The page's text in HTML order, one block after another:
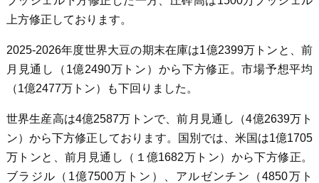
上方修正しております。
2025-2026年度世界大豆の期末在庫は1億2399万トンと、前
月見通し（1億2490万トン）から下方修正。市場予想平均
（1億2477万トン）も下回りました。
世界生産高は4億2587万トンで、前月見通し（4億2639万ト
ン）から下方修正しております。国別では、米国は1億1705
万トンと、前月見通し（１億1682万トン）から下方修正。
ブラジル（1億7500万トン）、アルゼンチン（4850万ト